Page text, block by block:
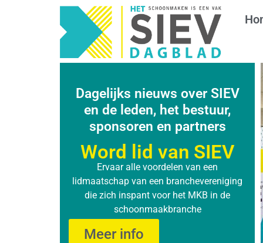
Dagelijks nieuws over SIEV
en de leden, het bestuur,
sponsoren en partners
Word lid van SIEV
Ervaar alle voordelen van een
lidmaatschap van een branchevereniging
die zich inspant voor het MKB in de
schoonmaakbranche
Meer info